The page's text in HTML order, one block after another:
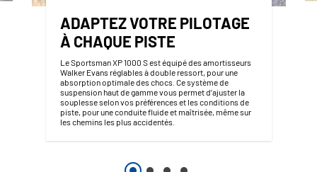
ADAPTEZ VOTRE PILOTAGE
À CHAQUE PISTE
Le Sportsman XP 1000 S est équipé des amortisseurs
Walker Evans réglables à double ressort, pour une
absorption optimale des chocs. Ce système de
suspension haut de gamme vous permet d’ajuster la
souplesse selon vos préférences et les conditions de
piste, pour une conduite fluide et maîtrisée, même sur
les chemins les plus accidentés.